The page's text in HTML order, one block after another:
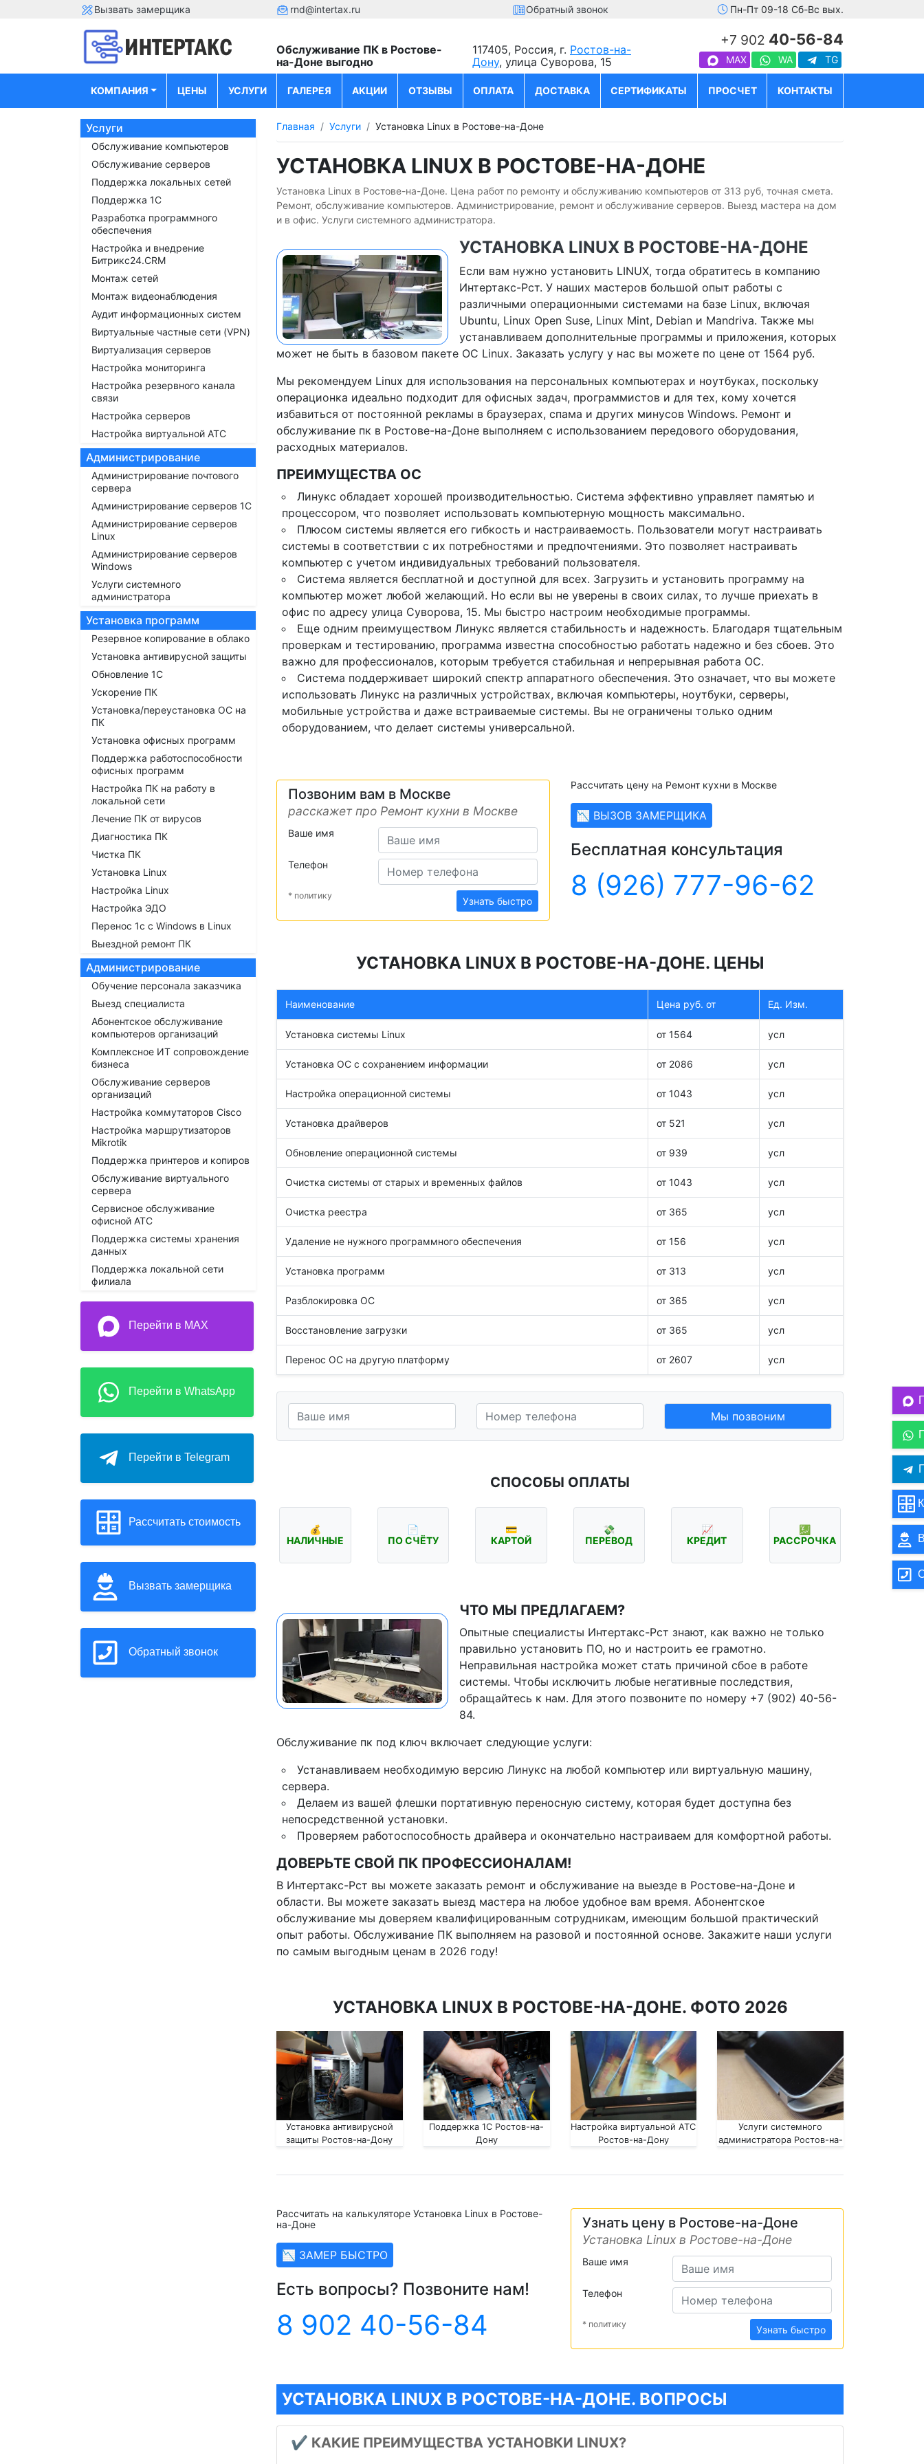
Вызвать замерщика rnd@intertax.ru Обратный звонок Пн-Пт 09-18 Сб-Вс вых.
Обслуживание ПК в Ростове-
на-Доне выгодно
117405, Россия, г. Ростов-на-
Дону, улица Суворова, 15
+7 902 40-56-84
MAX WA TG
КОМПАНИЯ ЦЕНЫ УСЛУГИ ГАЛЕРЕЯ АКЦИИ ОТЗЫВЫ ОПЛАТА ДОСТАВКА СЕРТИФИКАТЫ ПРОСЧЕТ КОНТАКТЫ
Услуги
Обслуживание компьютеров
Обслуживание серверов
Поддержка локальных сетей
Поддержка 1С
Разработка программного
обеспечения
Настройка и внедрение
Битрикс24.CRM
Монтаж сетей
Монтаж видеонаблюдения
Аудит информационных систем
Виртуальные частные сети (VPN)
Виртуализация серверов
Настройка мониторинга
Настройка резервного канала
связи
Настройка серверов
Настройка виртуальной АТС
Администрирование
Администрирование почтового
сервера
Администрирование серверов 1С
Администрирование серверов
Linux
Администрирование серверов
Windows
Услуги системного
администратора
Установка программ
Резервное копирование в облако
Установка антивирусной защиты
Обновление 1С
Ускорение ПК
Установка/переустановка ОС на
ПК
Установка офисных программ
Поддержка работоспособности
офисных программ
Настройка ПК на работу в
локальной сети
Лечение ПК от вирусов
Диагностика ПК
Чистка ПК
Установка Linux
Настройка Linux
Настройка ЭДО
Перенос 1с с Windows в Linux
Выездной ремонт ПК
Администрирование
Обучение персонала заказчика
Выезд специалиста
Абонентское обслуживание
компьютеров организаций
Комплексное ИТ сопровождение
бизнеса
Обслуживание серверов
организаций
Настройка коммутаторов Cisco
Настройка маршрутизаторов
Mikrotik
Поддержка принтеров и копиров
Обслуживание виртуального
сервера
Сервисное обслуживание
офисной АТС
Поддержка системы хранения
данных
Поддержка локальной сети
филиала
Перейти в MAX
Перейти в WhatsApp
Перейти в Telegram
Рассчитать стоимость
Вызвать замерщика
Обратный звонок
Главная Услуги Установка Linux в Ростове-на-Доне
УСТАНОВКА LINUX В РОСТОВЕ-НА-ДОНЕ
Установка Linux в Ростове-на-Доне. Цена работ по ремонту и обслуживанию компьютеров от 313 руб, точная смета.
Ремонт, обслуживание компьютеров. Администрирование, ремонт и обслуживание серверов. Выезд мастера на дом
и в офис. Услуги системного администратора.
УСТАНОВКА LINUX В РОСТОВЕ-НА-ДОНЕ
Если вам нужно установить LINUX, тогда обратитесь в компанию
Интертакс-Рст. У наших мастеров большой опыт работы с
различными операционными системами на базе Linux, включая
Ubuntu, Linux Open Suse, Linux Mint, Debian и Mandriva. Также мы
устанавливаем дополнительные программы и приложения, которых
может не быть в базовом пакете ОС Linux. Заказать услугу у нас вы можете по цене от 1564 руб.
Мы рекомендуем Linux для использования на персональных компьютерах и ноутбуках, поскольку
операционка идеально подходит для офисных задач, программистов и для тех, кому хочется
избавиться от постоянной рекламы в браузерах, спама и других минусов Windows. Ремонт и
обслуживание пк в Ростове-на-Доне выполняем с использованием передового оборудования,
расходных материалов.
ПРЕИМУЩЕСТВА ОС
Линукс обладает хорошей производительностью. Система эффективно управляет памятью и
процессором, что позволяет использовать компьютерную мощность максимально.
Плюсом системы является его гибкость и настраиваемость. Пользователи могут настраивать
системы в соответствии с их потребностями и предпочтениями. Это позволяет настраивать
компьютер с учетом индивидуальных требований пользователя.
Система является бесплатной и доступной для всех. Загрузить и установить программу на
компьютер может любой желающий. Но если вы не уверены в своих силах, то лучше приехать в
офис по адресу улица Суворова, 15. Мы быстро настроим необходимые программы.
Еще одним преимуществом Линукс является стабильность и надежность. Благодаря тщательным
проверкам и тестированию, программа известна способностью работать надежно и без сбоев. Это
важно для профессионалов, которым требуется стабильная и непрерывная работа ОС.
Cистема поддерживает широкий спектр аппаратного обеспечения. Это означает, что вы можете
использовать Линукс на различных устройствах, включая компьютеры, ноутбуки, серверы,
мобильные устройства и даже встраиваемые системы. Вы не ограничены только одним
оборудованием, что делает системы универсальной.
Позвоним вам в Москве
расскажет про Ремонт кухни в Москве
Ваше имя
Телефон
* политику Узнать быстро
Рассчитать цену на Ремонт кухни в Москве
📉 ВЫЗОВ ЗАМЕРЩИКА
Бесплатная консультация
8 (926) 777-96-62
УСТАНОВКА LINUX В РОСТОВЕ-НА-ДОНЕ. ЦЕНЫ
Наименование Цена руб. от Ед. Изм.
Установка системы Linux от 1564 усл
Установка ОС с сохранением информации от 2086 усл
Настройка операционной системы от 1043 усл
Установка драйверов от 521 усл
Обновление операционной системы от 939 усл
Очистка системы от старых и временных файлов от 1043 усл
Очистка реестра от 365 усл
Удаление не нужного программного обеспечения от 156 усл
Установка программ от 313 усл
Разблокировка ОС от 365 усл
Восстановление загрузки от 365 усл
Перенос ОС на другую платформу от 2607 усл
Мы позвоним
СПОСОБЫ ОПЛАТЫ
💰
НАЛИЧНЫЕ
📄
ПО СЧЁТУ
💳
КАРТОЙ
💸
ПЕРЕВОД
📈
КРЕДИТ
💹
РАССРОЧКА
ЧТО МЫ ПРЕДЛАГАЕМ?
Опытные специалисты Интертакс-Рст знают, как важно не только
правильно установить ПО, но и настроить ее грамотно.
Неправильная настройка может стать причиной сбое в работе
системы. Чтобы исключить любые негативные последствия,
обращайтесь к нам. Для этого позвоните по номеру +7 (902) 40-56-
84.
Обслуживание пк под ключ включает следующие услуги:
Устанавливаем необходимую версию Линукс на любой компьютер или виртуальную машину,
сервера.
Делаем из вашей флешки портативную переносную систему, которая будет доступна без
непосредственной установки.
Проверяем работоспособность драйвера и окончательно настраиваем для комфортной работы.
ДОВЕРЬТЕ СВОЙ ПК ПРОФЕССИОНАЛАМ!
В Интертакс-Рст вы можете заказать ремонт и обслуживание на выезде в Ростове-на-Доне и
области. Вы можете заказать выезд мастера на любое удобное вам время. Абонентское
обслуживание мы доверяем квалифицированным сотрудникам, имеющим большой практический
опыт работы. Обслуживание ПК выполняем на разовой и постоянной основе. Закажите наши услуги
по самым выгодным ценам в 2026 году!
УСТАНОВКА LINUX В РОСТОВЕ-НА-ДОНЕ. ФОТО 2026
Установка антивирусной
защиты Ростов-на-Дону
Поддержка 1С Ростов-на-
Дону
Настройка виртуальной АТС
Ростов-на-Дону
Услуги системного
администратора Ростов-на-
Рассчитать на калькуляторе Установка Linux в Ростове-
на-Доне
📉 ЗАМЕР БЫСТРО
Есть вопросы? Позвоните нам!
8 902 40-56-84
Узнать цену в Ростове-на-Доне
Установка Linux в Ростове-на-Доне
Ваше имя
Телефон
* политику Узнать быстро
УСТАНОВКА LINUX В РОСТОВЕ-НА-ДОНЕ. ВОПРОСЫ
✔️ КАКИЕ ПРЕИМУЩЕСТВА УСТАНОВКИ LINUX?